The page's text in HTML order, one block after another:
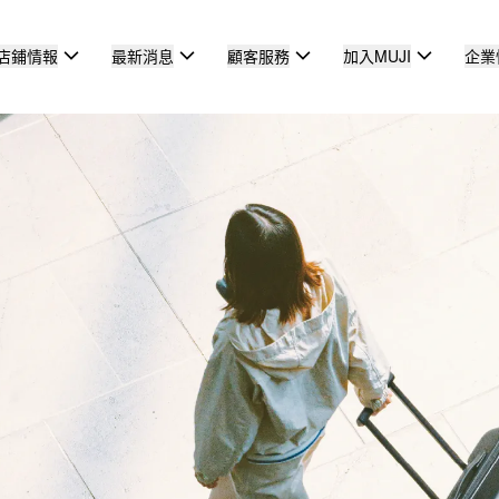
鋪情報 最新消息 顧客服務 加入MUJI 企